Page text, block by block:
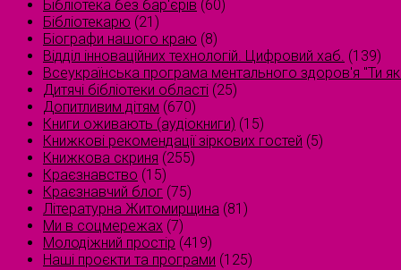
Бібліотека без бар'єрів (60)
Бібліотекарю (21)
Біографи нашого краю (8)
Відділ інноваційних технологій. Цифровий хаб. (139)
Всеукраїнська програма ментального здоров'я "Ти
Дитячі бібліотеки області (25)
Допитливим дітям (670)
Книги оживають (аудіокниги) (15)
Книжкові рекомендації зіркових гостей (5)
Книжкова скриня (255)
Краєзнавство (15)
Краєзнавчий блог (75)
Літературна Житомирщина (81)
Ми в соцмережах (7)
Молодіжний простір (419)
Наші проєкти та програми (125)